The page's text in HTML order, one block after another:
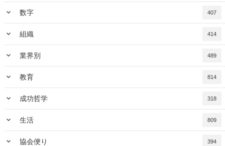
keyboard_arrow_down 数字 407
keyboard_arrow_down 組織 414
keyboard_arrow_down 業界別 489
keyboard_arrow_down 教育 814
keyboard_arrow_down 成功哲学 318
keyboard_arrow_down 生活 809
keyboard_arrow_down 協会便り 394